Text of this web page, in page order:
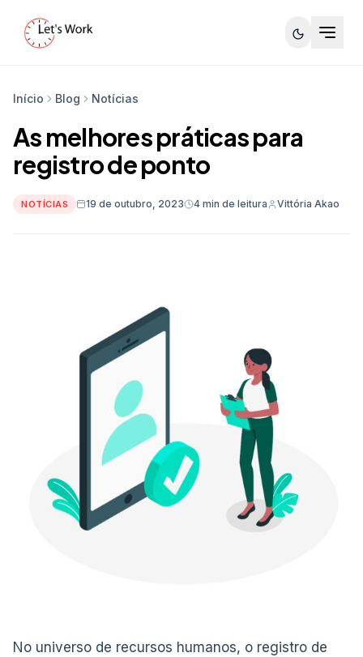
Início Blog Notícias
As melhores práticas para
registro de ponto
NOTÍCIAS 19 de outubro, 2023 4 min de leitura Vittória Akao
No universo de recursos humanos, o registro de